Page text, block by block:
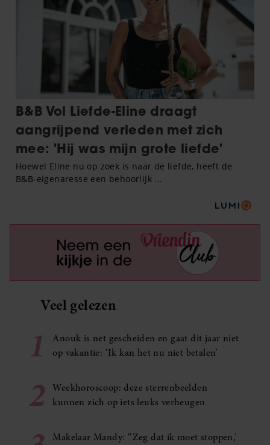
Veel gelezen
1
Anouk is net gescheiden en gaat dit jaar niet
op vakantie: ‘Ik kan het nu niet betalen’
2
Weekhoroscoop: deze sterrenbeelden
kunnen zich op iets leuks verheugen
Makelaar Mandy: ‘‘Zeg dat ik moet stoppen,’